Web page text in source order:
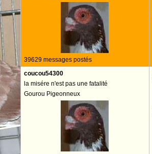
39629 messages postés
coucou54300
la misére n'est pas une fatalité
Gourou Pigeonneux